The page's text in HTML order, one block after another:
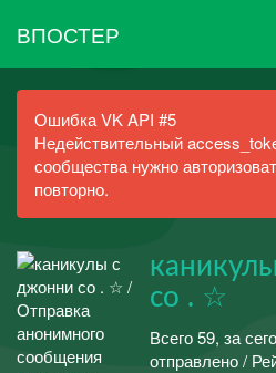
ВПОСТЕР
Ошибка VK API #5
Недействительный
сообщества нужно
повторно.
со . ☆
Всего 59, за
отправлено /